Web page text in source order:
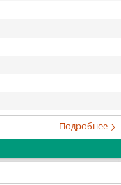
Подробнее